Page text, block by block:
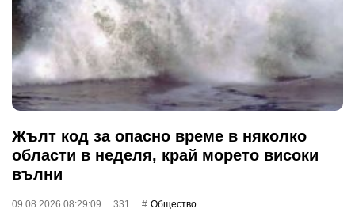
Жълт код за опасно време в няколко
области в неделя, край морето високи
вълни
09.08.2026 08:29:09 331 Общество